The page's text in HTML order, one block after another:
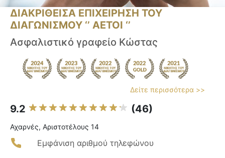
ΔΙΑΚΡΙΘΕΙΣΑ ΕΠΙΧΕΙΡΗΣΗ ΤΟΥ
ΔΙΑΓΩΝΙΣΜΟΥ ‘’ ΑΕΤΟΙ ‘’
Ασφαλιστικό γραφείο Κώστας
Δείτε περισσότερα >>
9.2 (46)
Αχαρνές, Αριστοτέλους 14
Εμφάνιση αριθμού τηλεφώνου